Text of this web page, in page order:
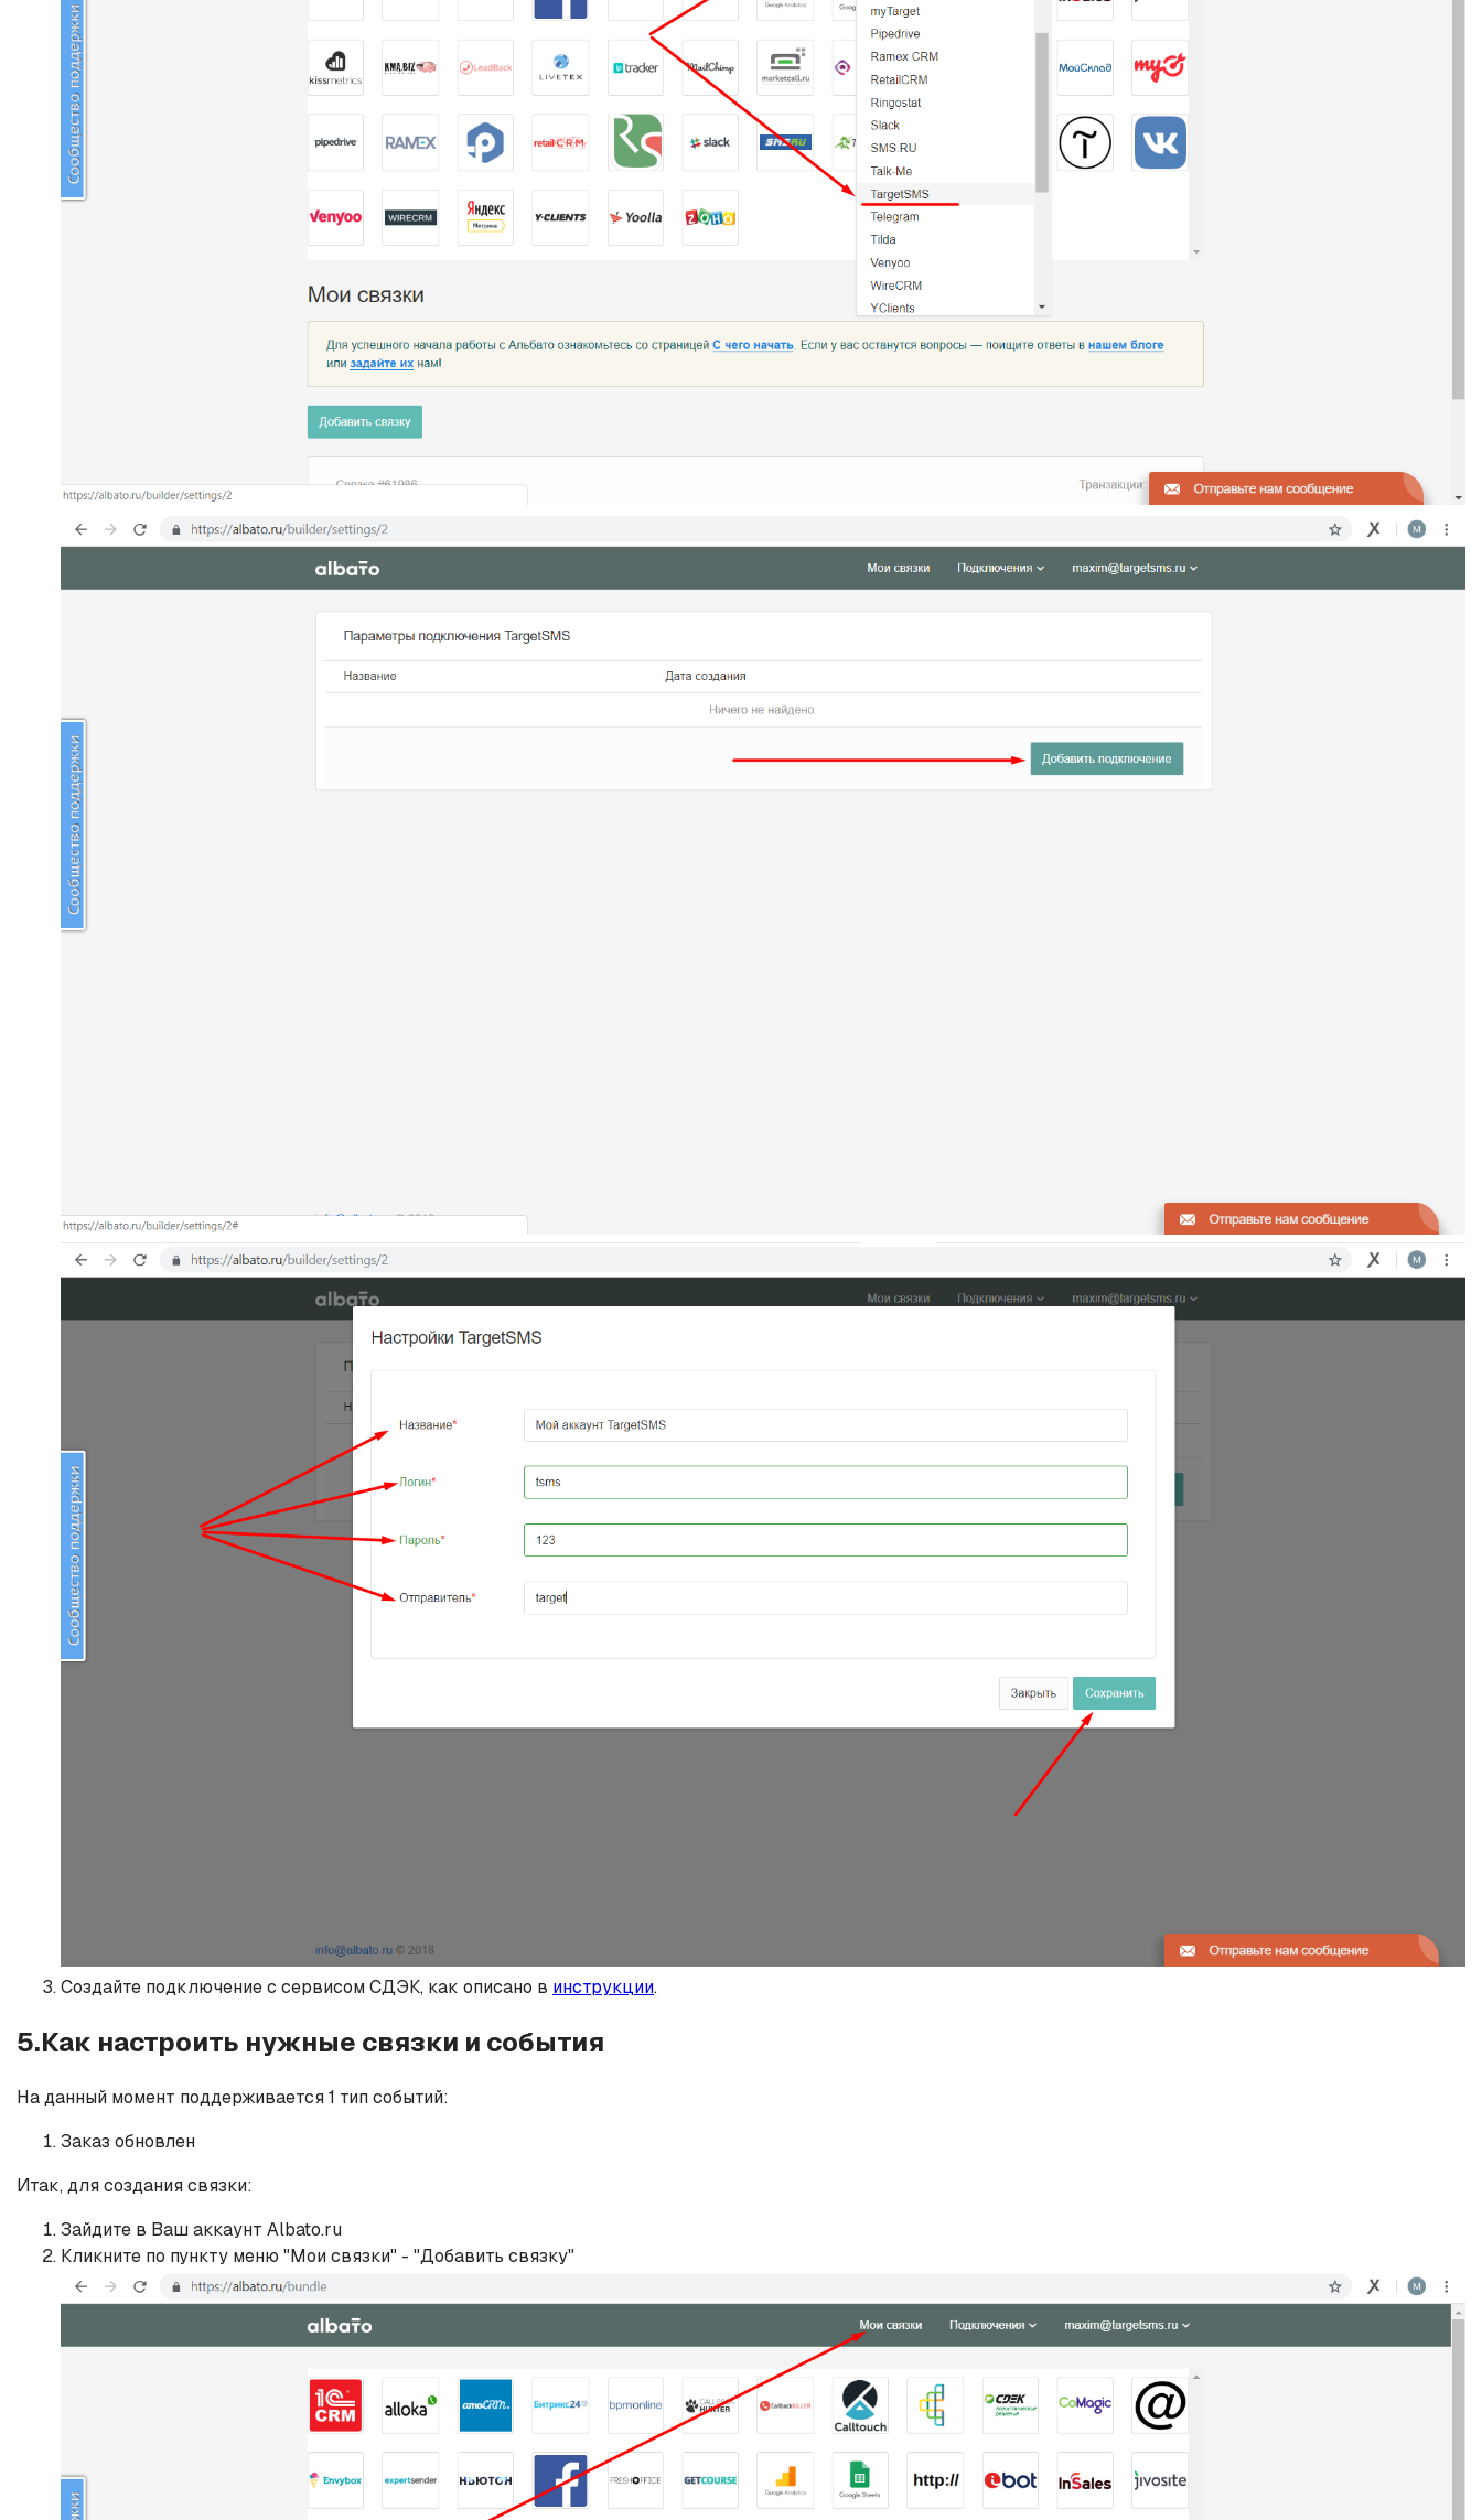
Создайте подключение с сервисом СДЭК, как описано в инструкции.
5.Как настроить нужные связки и события
На данный момент поддерживается 1 тип событий:
Заказ обновлен
Итак, для создания связки:
Зайдите в Ваш аккаунт Albato.ru
Кликните по пункту меню "Мои связки" - "Добавить связку"